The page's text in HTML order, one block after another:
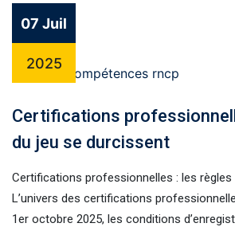
07 Juil
2025
Certifications
du jeu se durcissent
Certifications professionnelles : les
L’univers des certifications
1er octobre 2025, les conditions